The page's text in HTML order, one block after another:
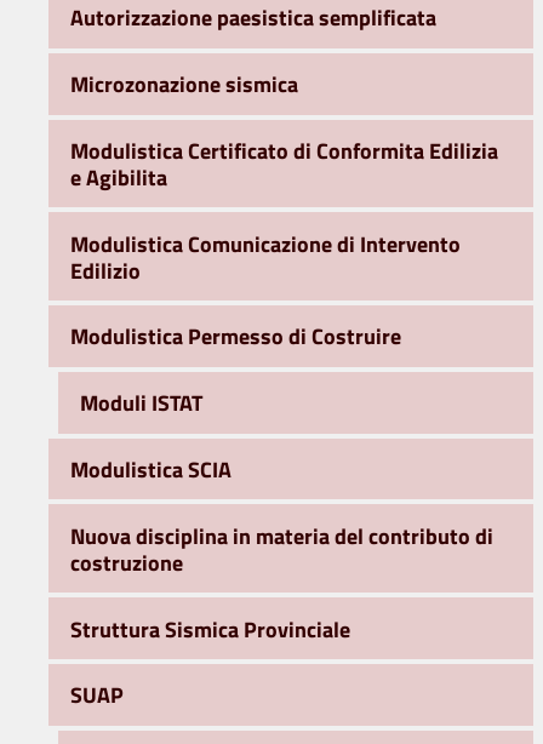
Autorizzazione paesistica semplificata
Microzonazione sismica
Modulistica Certificato di Conformita Edilizia
e Agibilita
Modulistica Comunicazione di Intervento
Edilizio
Modulistica Permesso di Costruire
Moduli ISTAT
Modulistica SCIA
Nuova disciplina in materia del contributo di
costruzione
Struttura Sismica Provinciale
SUAP